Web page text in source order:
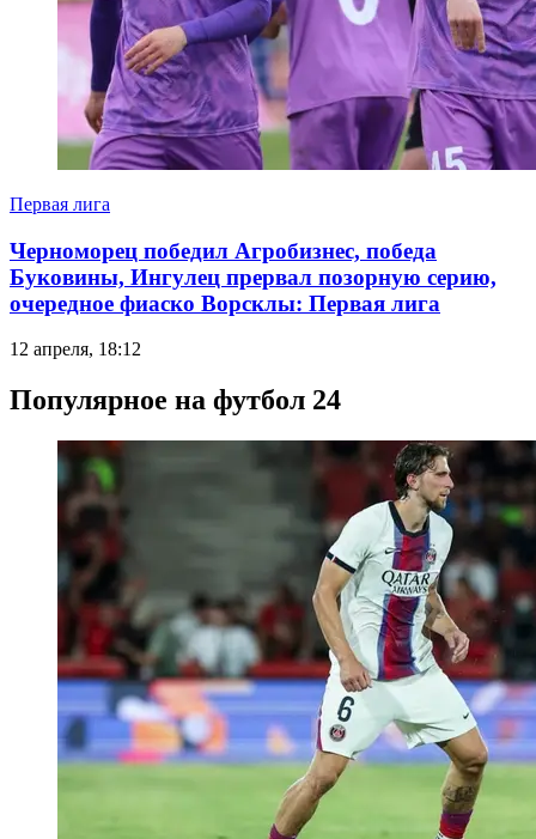
Первая лига
Черноморец победил Агробизнес, победа
Буковины, Ингулец прервал позорную серию,
очередное фиаско Ворсклы: Первая лига
12 апреля, 18:12
Популярное на футбол 24